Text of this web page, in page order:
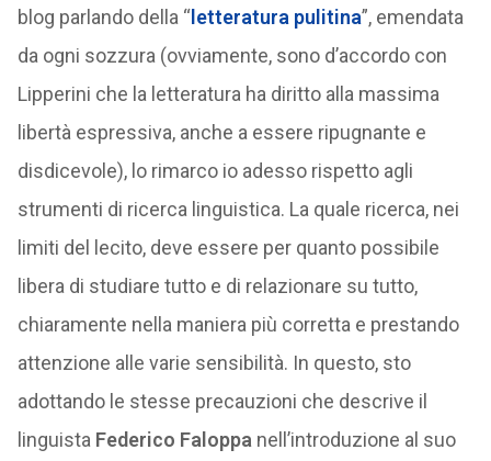
blog parlando della “letteratura pulitina”, emendata
da ogni sozzura (ovviamente, sono d’accordo con
Lipperini che la letteratura ha diritto alla massima
libertà espressiva, anche a essere ripugnante e
disdicevole), lo rimarco io adesso rispetto agli
strumenti di ricerca linguistica. La quale ricerca, nei
limiti del lecito, deve essere per quanto possibile
libera di studiare tutto e di relazionare su tutto,
chiaramente nella maniera più corretta e prestando
attenzione alle varie sensibilità. In questo, sto
adottando le stesse precauzioni che descrive il
linguista Federico Faloppa nell’introduzione al suo